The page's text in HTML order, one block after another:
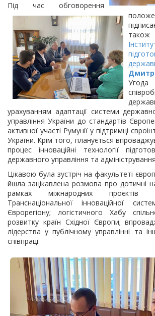
Під час обговорення
урахуванням адаптації системи
управління України до стандартів
активної участі Румунії у підтримці
України. Крім того, планується
процес інноваційні технології
державного управління та
Цікавою була зустріч на факультеті
йшла зацікавлена розмова про дотичні
рамках міжнародних проєктів
Транснаціональної інноваційної
Єврорегіону; логістичного Хабу
розвитку країн Східної Європи;
лідерства у публічному управлінні та
співпраці.